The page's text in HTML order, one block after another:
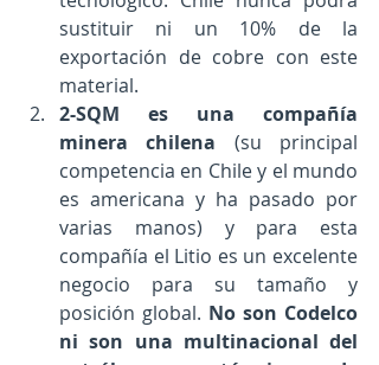
sustituir ni un 10% de la
exportación de cobre con este
material.
2-SQM es una compañía
minera chilena (su principal
competencia en Chile y el mundo
es americana y ha pasado por
varias manos) y para esta
compañía el Litio es un excelente
negocio para su tamaño y
posición global. No son Codelco
ni son una multinacional del